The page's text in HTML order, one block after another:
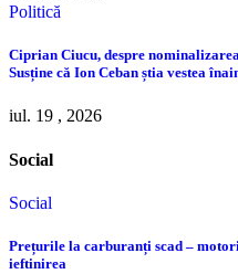
Politică
Ciprian Ciucu, despre
Susține că Ion Ceban știa vestea
iul. 19 , 2026
Social
Social
Prețurile la carburanți scad –
ieftinirea